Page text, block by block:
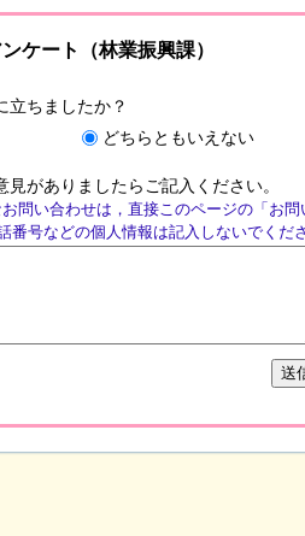
ケート（林業振興課）
立ちましたか？
どちらともいえない
がありましたらご記入ください。
お問い合わせは，直接このページの「お
番号などの個人情報は記入しないでくだ